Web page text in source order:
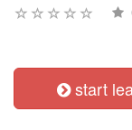
start